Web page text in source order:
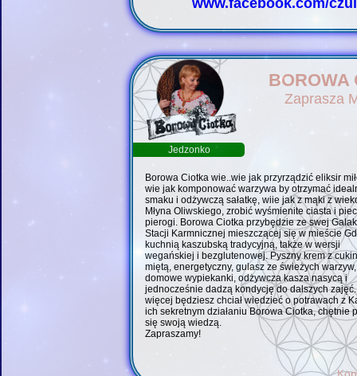
www.facebook.com/
Jedzonko
BOROWA
Zaprasza
Borowa Ciotka wie..wie jak przyrządzić eliksir
wie jak komponować warzywa by otrzymać
smaku i odżywczą sałatkę, wiie jak z mąki z
Młyna Oliwskiego, zrobić wyśmienite ciasta i
pierogi. Borowa Ciotka przybędzie ze swej
Stacji Karmnicznej mieszczącej się w mieście
kuchnią kaszubską tradycyjną, także w wersji
wegańskiej i bezglutenowej. Pyszny krem z
miętą, energetyczny, gulasz ze świeżych warzyw,
domowe wypiekanki, odżywcza kasza nasycą i
jednocześnie dadzą kondycję do dalszych
więcej będziesz chciał wiedzieć o potrawach z
ich sekretnym działaniu Borowa Ciotka, chętnie
się swoją wiedzą.
Zapraszamy!